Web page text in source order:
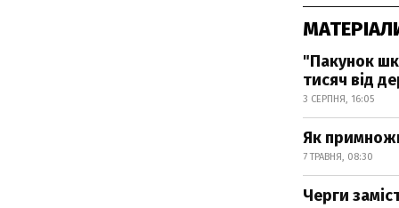
"Пакунок
тисяч від
3 СЕРПНЯ, 16:05
Як
7 ТРАВНЯ, 08:30
Черги